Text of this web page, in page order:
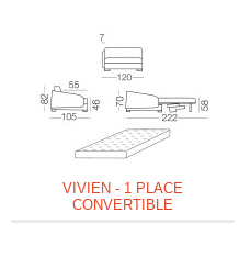
VIVIEN - 1 PLACE
CONVERTIBLE